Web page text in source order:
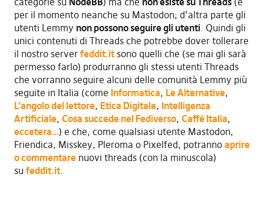
per il momento neanche su Mastodon; d’altra parte gli
utenti Lemmy non possono seguire gli utenti . Quindi gli
unici contenuti di Threads che potrebbe dover tollerare
il nostro server feddit.itsono quelli che (se mai gli sarà
permesso farlo) produrranno gli stessi utenti Threads
che vorranno seguire alcuni delle comunità Lemmy più
seguite in Italia (come Informatica, Le Alternative,
L’angolo del lettore, Etica Digitale, Intelligenza
Artificiale, Cosa succede nel Fediverso, Caffé Italia,
eccetera…) e che, come qualsiasi utente Mastodon,
Friendica, Misskey, Pleroma o Pixelfed, potranno aprire
o commentarenuovi threads (con la minuscola)
su feddit.it.